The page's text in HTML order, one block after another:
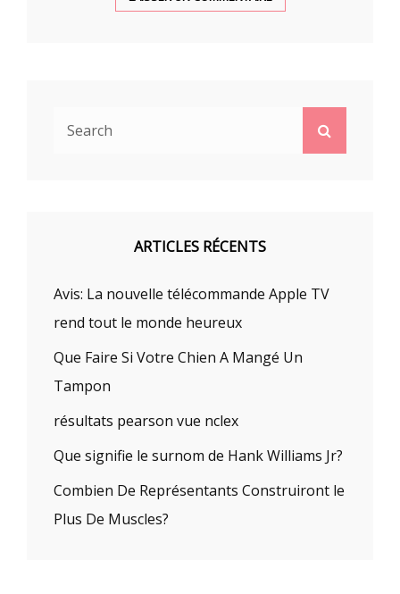
ARTICLES RÉCENTS
Avis: La nouvelle télécommande Apple TV
rend tout le monde heureux
Que Faire Si Votre Chien A Mangé Un
Tampon
résultats pearson vue nclex
Que signifie le surnom de Hank Williams Jr?
Combien De Représentants Construiront le
Plus De Muscles?